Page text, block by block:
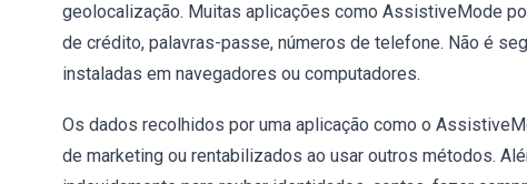
geolocalização. Muitas aplicações como AssistiveMode
de crédito, palavras-passe, números de telefone. Não é
instaladas em navegadores ou computadores.
Os dados recolhidos por uma aplicação como o
de marketing ou rentabilizados ao usar outros métodos.